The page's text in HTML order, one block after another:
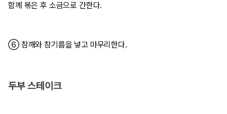
함께 볶은 후 소금으로 간한다.
⑥ 참깨와 참기름을 넣고 마무리한다.
두부 스테이크